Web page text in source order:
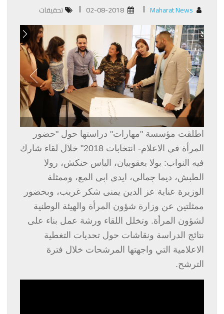
Maharat News تحقيقات
اطلقت مؤسسة "مهارات" دراستها حول "حضور
المرأة في الاعلام- انتخابات 2018" خلال لقاء شارك
فيه النواب: بولا يعقوبيان، الياس حنكش، رولا
الطبش، ديما جمالي، ايدي ابي المع، وممثلة
الوزيرة عناية عز الدين يمنى شكر غريب، وبحضور
ممثلتين عن وزارة شؤون المرأة والهيئة الوطنية
لشؤون المرأة. وتخلل اللقاء ورشة عمل بناء على
نتائج الدراسة ونقاشات حول تحديات التغطية
الاعلامية التي واجهتها المرشحات خلال فترة
الترشح.